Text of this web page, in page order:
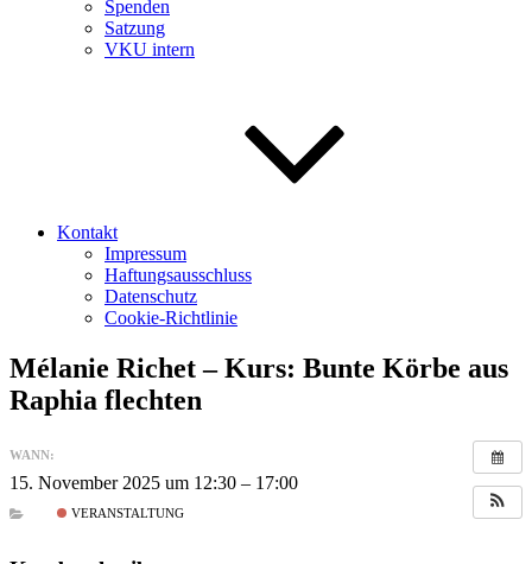
Spenden
Satzung
VKU intern
Kontakt
Impressum
Haftungsausschluss
Datenschutz
Cookie-Richtlinie
Mélanie Richet – Kurs: Bunte Körbe aus
Raphia flechten
WANN:
15. November 2025 um 12:30 – 17:00
VERANSTALTUNG